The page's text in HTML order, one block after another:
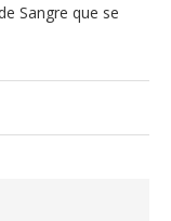
Sangre que se